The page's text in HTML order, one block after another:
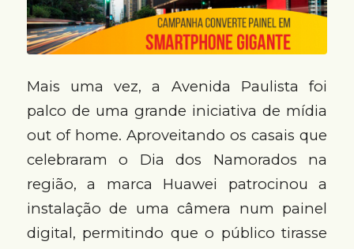
Mais uma vez, a Avenida Paulista foi
palco de uma grande iniciativa de mídia
out of home. Aproveitando os casais que
celebraram o Dia dos Namorados na
região, a marca Huawei patrocinou a
instalação de uma câmera num painel
digital, permitindo que o público tirasse